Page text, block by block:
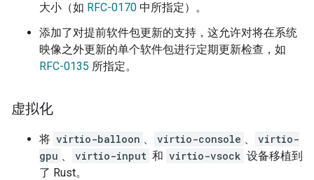
大小（如 RFC-0170 中所指定）。
添加了对提前软件包更新的支持，这允许对将在系统
映像之外更新的单个软件包进行定期更新检查，如
RFC-0135 所指定。
虚拟化
将 virtio-balloon 、 virtio-console 、
virtio-
gpu 、 virtio-input 和 virtio-vsock 设备移植到
了 Rust。